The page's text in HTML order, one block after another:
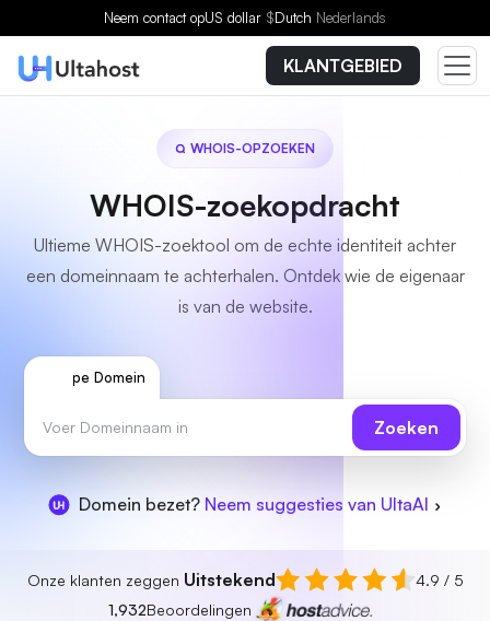
Neem contact opUS dollar $Dutch Nederlands
KLANTGEBIED
WHOIS-OPZOEKEN
WHOIS-zoekopdracht
Ultieme WHOIS-zoektool om de echte identiteit achter
een domeinnaam te achterhalen. Ontdek wie de eigenaar
is van de website.
Type Domein
Zoeken
Domein bezet? Neem suggesties van UltaAI
Onze klanten zeggen Uitstekend
4.9 / 5
1,932Beoordelingen